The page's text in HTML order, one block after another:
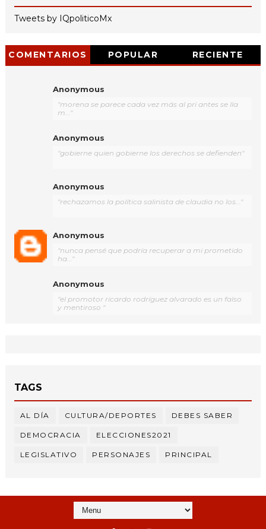
Tweets by IQpoliticoMx
COMENTARIOS POPULAR RECIENTE
Anonymous
"morena se parece cada vez más al pri antes se lla
m..."
Anonymous
"gobierne quien gobierne los derechos se defienden"
Anonymous
"rechazamos la política salinista de claudia no los..."
Anonymous
"nunca pensé que podría recuperar a mi prometido
ha..."
Anonymous
"el promotor ricardo rodríguez alvarado es un falso
y mentiroso "
TAGS
AL DÍA CULTURA/DEPORTES DEBES SABER
DEMOCRACIA ELECCIONES2021
LEGISLATIVO PERSONAJES PRINCIPAL